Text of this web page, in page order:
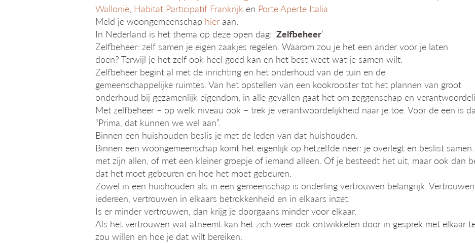
Wallonië, Habitat Participatif Frankrijk en Porte Aperte Italia
Meld je woongemeenschap hier aan.
In Nederland is het thema op deze open dag: ‘Zelfbeheer’
Zelfbeheer: zelf samen je eigen zaakjes regelen. Waarom zou je het een ander voor je laten
doen? Terwijl je het zelf ook heel goed kan en het best weet wat je samen wilt.
Zelfbeheer begint al met de inrichting en het onderhoud van de tuin en de
gemeenschappelijke ruimtes. Van het opstellen van een kookrooster tot het plannen van groot
onderhoud bij gezamenlijk eigendom, in alle gevallen gaat het om zeggenschap en
Met zelfbeheer – op welk niveau ook – trek je verantwoordelijkheid naar je toe. Voor de een is
“Prima, dat kunnen we wel aan”.
Binnen een huishouden beslis je met de leden van dat huishouden.
Binnen een woongemeenschap komt het eigenlijk op hetzelfde neer: je overlegt en beslist
met zijn allen, of met een kleiner groepje of iemand alleen. Of je besteedt het uit, maar ook dan
dat het moet gebeuren en hoe het moet gebeuren.
Zowel in een huishouden als in een gemeenschap is onderling vertrouwen belangrijk.
iedereen, vertrouwen in elkaars betrokkenheid en in elkaars inzet.
Is er minder vertrouwen, dan krijg je doorgaans minder voor elkaar.
Als het vertrouwen wat afneemt kan het zich weer ook ontwikkelen door in gesprek met elkaar
zou willen en hoe je dat wilt bereiken.